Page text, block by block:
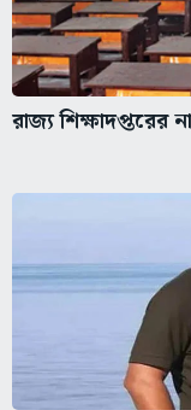
রাজ্য শিক্ষাদপ্তরের